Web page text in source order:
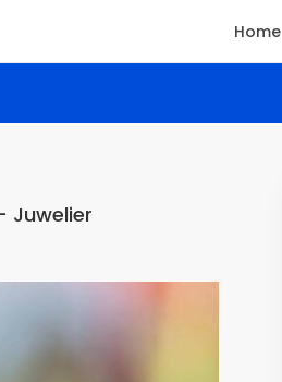
Home
Juwelier